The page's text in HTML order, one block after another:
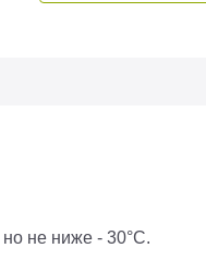
не ниже - 30°C.